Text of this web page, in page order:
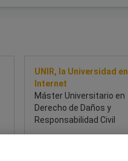
UNIR, la Universidad en
Internet
Máster Universitario en
Derecho de Daños y
Responsabilidad Civil